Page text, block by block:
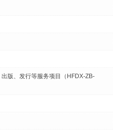
版、发行等服务项目（HFDX-ZB-